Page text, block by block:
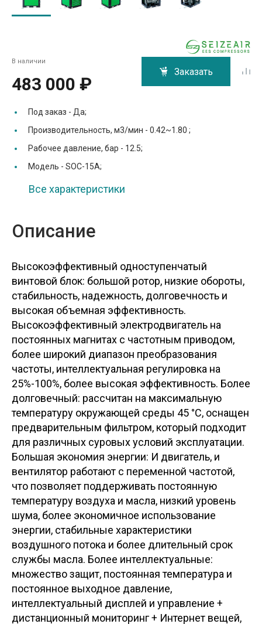
В наличии
483 000 ₽
Заказать
Под заказ - Да;
Производительность, м3/мин - 0.42~1.80 ;
Рабочее давление, бар - 12.5;
Модель - SOC-15A;
Все характеристики
Описание
Высокоэффективный одноступенчатый
винтовой блок: большой ротор, низкие обороты,
стабильность, надежность, долговечность и
высокая объемная эффективность.
Высокоэффективный электродвигатель на
постоянных магнитах с частотным приводом,
более широкий диапазон преобразования
частоты, интеллектуальная регулировка на
25%-100%, более высокая эффективность. Более
долговечный: рассчитан на максимальную
температуру окружающей среды 45 °C, оснащен
предварительным фильтром, который подходит
для различных суровых условий эксплуатации.
Большая экономия энергии: И двигатель, и
вентилятор работают с переменной частотой,
что позволяет поддерживать постоянную
температуру воздуха и масла, низкий уровень
шума, более экономичное использование
энергии, стабильные характеристики
воздушного потока и более длительный срок
службы масла. Более интеллектуальные:
множество защит, постоянная температура и
постоянное выходное давление,
интеллектуальный дисплей и управление +
дистанционный мониторинг + Интернет вещей,